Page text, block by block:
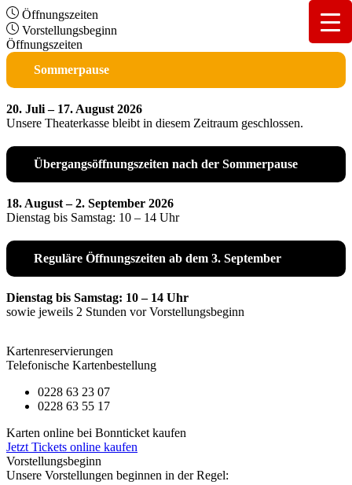
Öffnungszeiten
Vorstellungsbeginn
Öffnungszeiten
Sommerpause
20. Juli – 17. August 2026
Unsere Theaterkasse bleibt in diesem Zeitraum geschlossen.
Übergangsöffnungszeiten nach der Sommerpause
18. August – 2. September 2026
Dienstag bis Samstag: 10 – 14 Uhr
Reguläre Öffnungszeiten ab dem 3. September
Dienstag bis Samstag: 10 – 14 Uhr
sowie jeweils 2 Stunden vor Vorstellungsbeginn
Kartenreservierungen
Telefonische Kartenbestellung
0228 63 23 07
0228 63 55 17
Karten online bei Bonnticket kaufen
Jetzt Tickets online kaufen
Vorstellungsbeginn
Unsere Vorstellungen beginnen in der Regel: